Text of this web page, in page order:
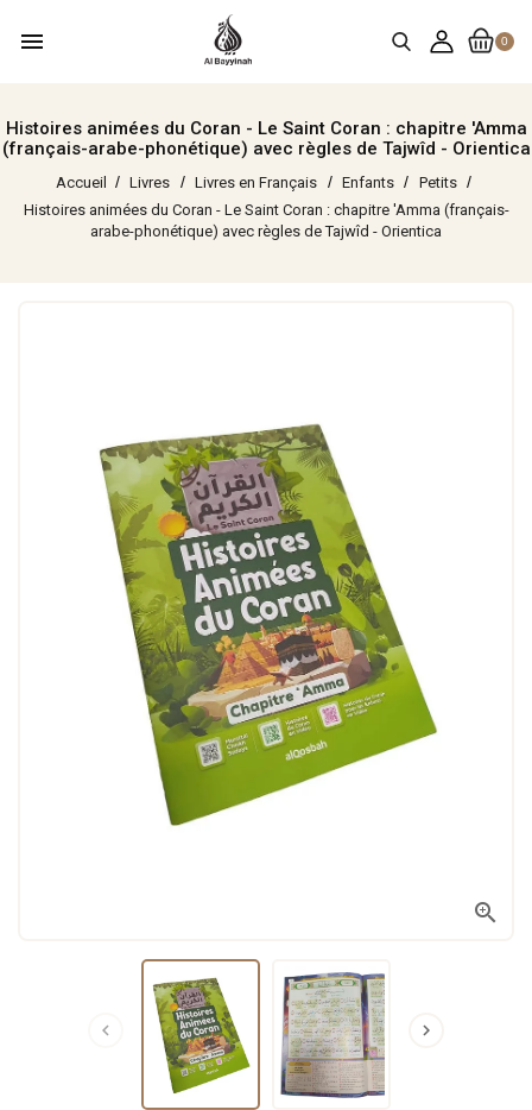
0
menu
Histoires animées du Coran - Le Saint Coran : chapitre 'Amma
(français-arabe-phonétique) avec règles de Tajwîd - Orientica
Accueil Livres Livres en Français Enfants
Petits
Histoires animées du Coran - Le Saint Coran : chapitre 'Amma (français-
arabe-phonétique) avec règles de Tajwîd - Orientica

 